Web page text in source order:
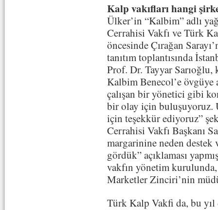
Kalp vakıfları hangi
Ülker’in “Kalbim” adlı
Cerrahisi Vakfı ve Türk
öncesinde Çırağan
tanıtım toplantısında
Prof. Dr. Tayyar Sarıoğlu,
Kalbim Benecol’e övgüye
çalışan bir yönetici gibi
bir olay için buluşuyoruz.
için teşekkür ediyoruz”
Cerrahisi Vakfı Başkanı
margarinine neden
gördük” açıklaması
vakfın yönetim
Marketler Zinciri’nin
Türk Kalp Vakfi da, bu yıl